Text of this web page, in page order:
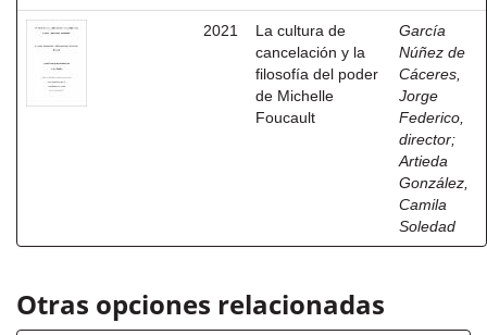
2021
La cultura de
cancelación y la
filosofía del poder
de Michelle
Foucault
García
Núñez de
Cáceres,
Jorge
Federico,
director;
Artieda
González,
Camila
Soledad
Otras opciones relacionadas